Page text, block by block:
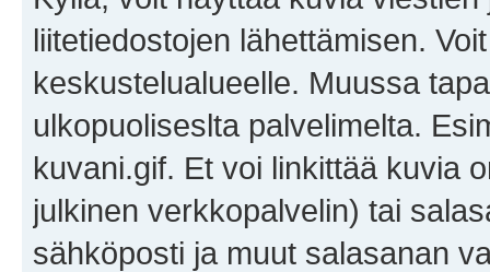
liitetiedostojen lähettämisen.
keskustelualueelle. Muussa
ulkopuoliseslta palvelimelta.
kuvani.gif. Et voi linkittää kuvia
julkinen verkkopalvelin) tai
sähköposti ja muut salasanan